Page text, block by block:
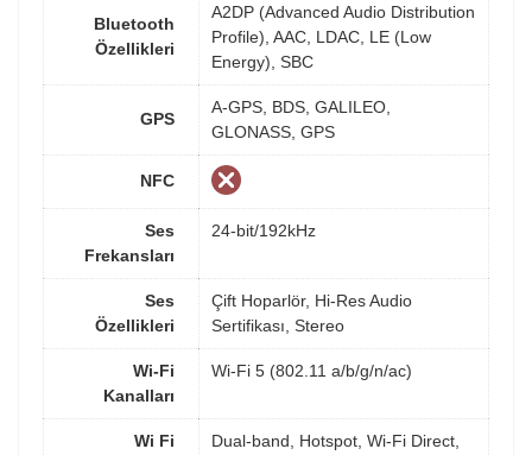
Bluetooth
Özellikleri
A2DP (Advanced Audio Distribution
Profile), AAC, LDAC, LE (Low
Energy), SBC
GPS
A-GPS, BDS, GALILEO,
GLONASS, GPS
NFC
Ses
Frekansları
24-bit/192kHz
Ses
Özellikleri
Çift Hoparlör, Hi-Res Audio
Sertifikası, Stereo
Wi-Fi
Kanalları
Wi-Fi 5 (802.11 a/b/g/n/ac)
Wi Fi Dual-band, Hotspot, Wi-Fi Direct,